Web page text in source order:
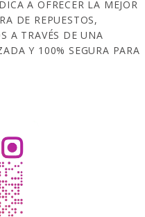
A OFRECER LA MEJOR
DE REPUESTOS,
A TRAVÉS DE UNA
Y 100% SEGURA PARA